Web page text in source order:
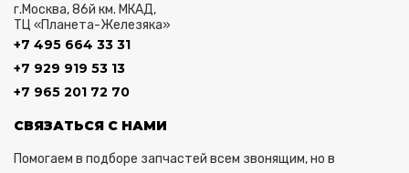
г.Москва, 86й км. МКАД,
ТЦ «Планета-Железяка»
+7 495 664 33 31
+7 929 919 53 13
+7 965 201 72 70
СВЯЗАТЬСЯ С НАМИ
Помогаем в подборе запчастей всем звонящим, но в